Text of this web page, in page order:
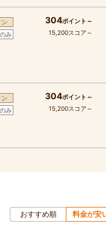
ン
み
304ポイント～
15,200スコア～
ン
み
304ポイント～
15,200スコア～
おすすめ順 料金が安